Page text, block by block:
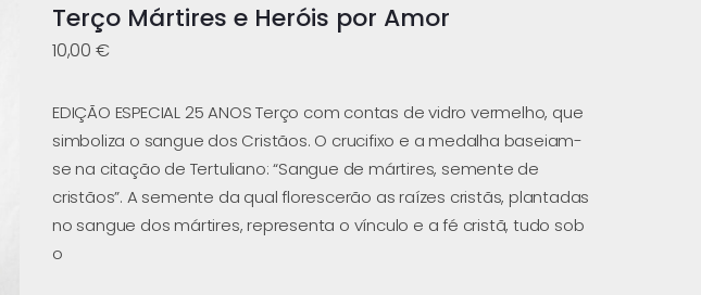
Terço Mártires e Heróis por Amor
10,00 €
EDIÇÃO ESPECIAL 25 ANOS Terço com contas de vidro vermelho, que
simboliza o sangue dos Cristãos. O crucifixo e a medalha baseiam-
se na citação de Tertuliano: “Sangue de mártires, semente de
cristãos”. A semente da qual florescerão as raízes cristãs, plantadas
no sangue dos mártires, representa o vínculo e a fé cristã, tudo sob
o